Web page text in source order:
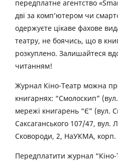
передплатне агентство
дві за комп’ютером чи
одержуєте цікаве фахове
театру, не боячись, що в
розкуплено. Залишайтеся
читанням!
Журнал Кіно-Театр можна
книгарнях: “Смолоскип”
мережі книгарень “Є” (вул.
Саксаганського 107/47, вул.
Сковороди, 2, НаУКМА, корп.
Передплатити журнал